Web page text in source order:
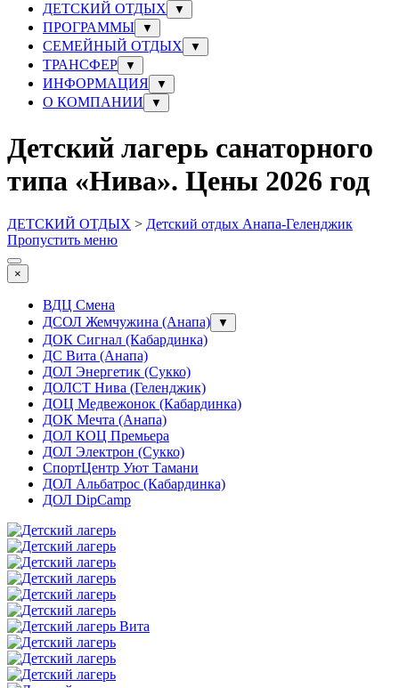
ДЕТСКИЙ ОТДЫХ ▼
ПРОГРАММЫ ▼
СЕМЕЙНЫЙ ОТДЫХ ▼
ТРАНСФЕР ▼
ИНФОРМАЦИЯ ▼
О КОМПАНИИ ▼
Детский лагерь санаторного
типа «Нива». Цены 2026 год
ДЕТСКИЙ ОТДЫХ > Детский отдых Анапа-Геленджик
Пропустить меню
×
ВДЦ Смена
ДСОЛ Жемчужина (Анапа)
▼
ДОК Сигнал (Кабардинка)
ДС Вита (Анапа)
ДОЛ Энергетик (Сукко)
ДОЛСТ Нива (Геленджик)
ДОЦ Медвежонок (Кабардинка)
ДОК Мечта (Анапа)
ДОЛ КОЦ Премьера
ДОЛ Электрон (Сукко)
СпортЦентр Уют Тамани
ДОЛ Альбатрос (Кабардинка)
ДОЛ DipCamp